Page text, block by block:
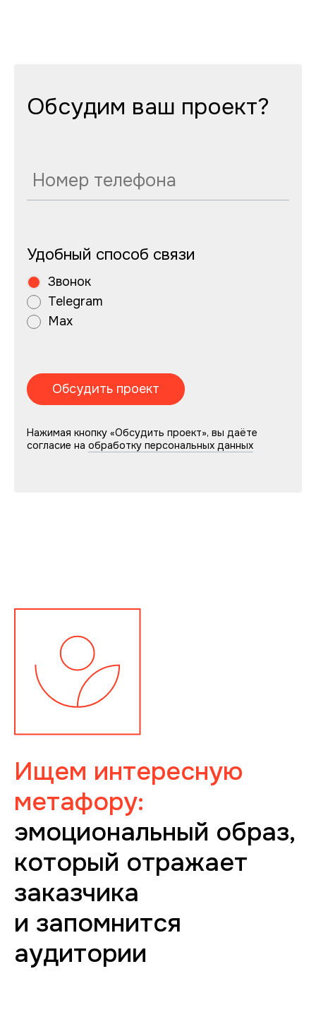
Обсудим ваш проект?
Удобный способ связи
Звонок
Telegram
Max
Нажимая кнопку «Обсудить проект», вы даёте
согласие наобработку персональных данных
Ищем интересную
метафору:
эмоциональный образ,
который отражает
заказчика
и запомнится
аудитории